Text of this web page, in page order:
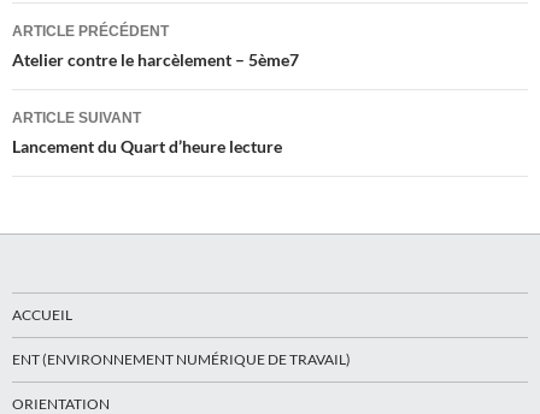
Navigation
des
articles
ARTICLE PRÉCÉDENT
Atelier contre le harcèlement – 5ème7
ARTICLE SUIVANT
Lancement du Quart d’heure lecture
ACCUEIL
ENT (ENVIRONNEMENT NUMÉRIQUE DE TRAVAIL)
ORIENTATION